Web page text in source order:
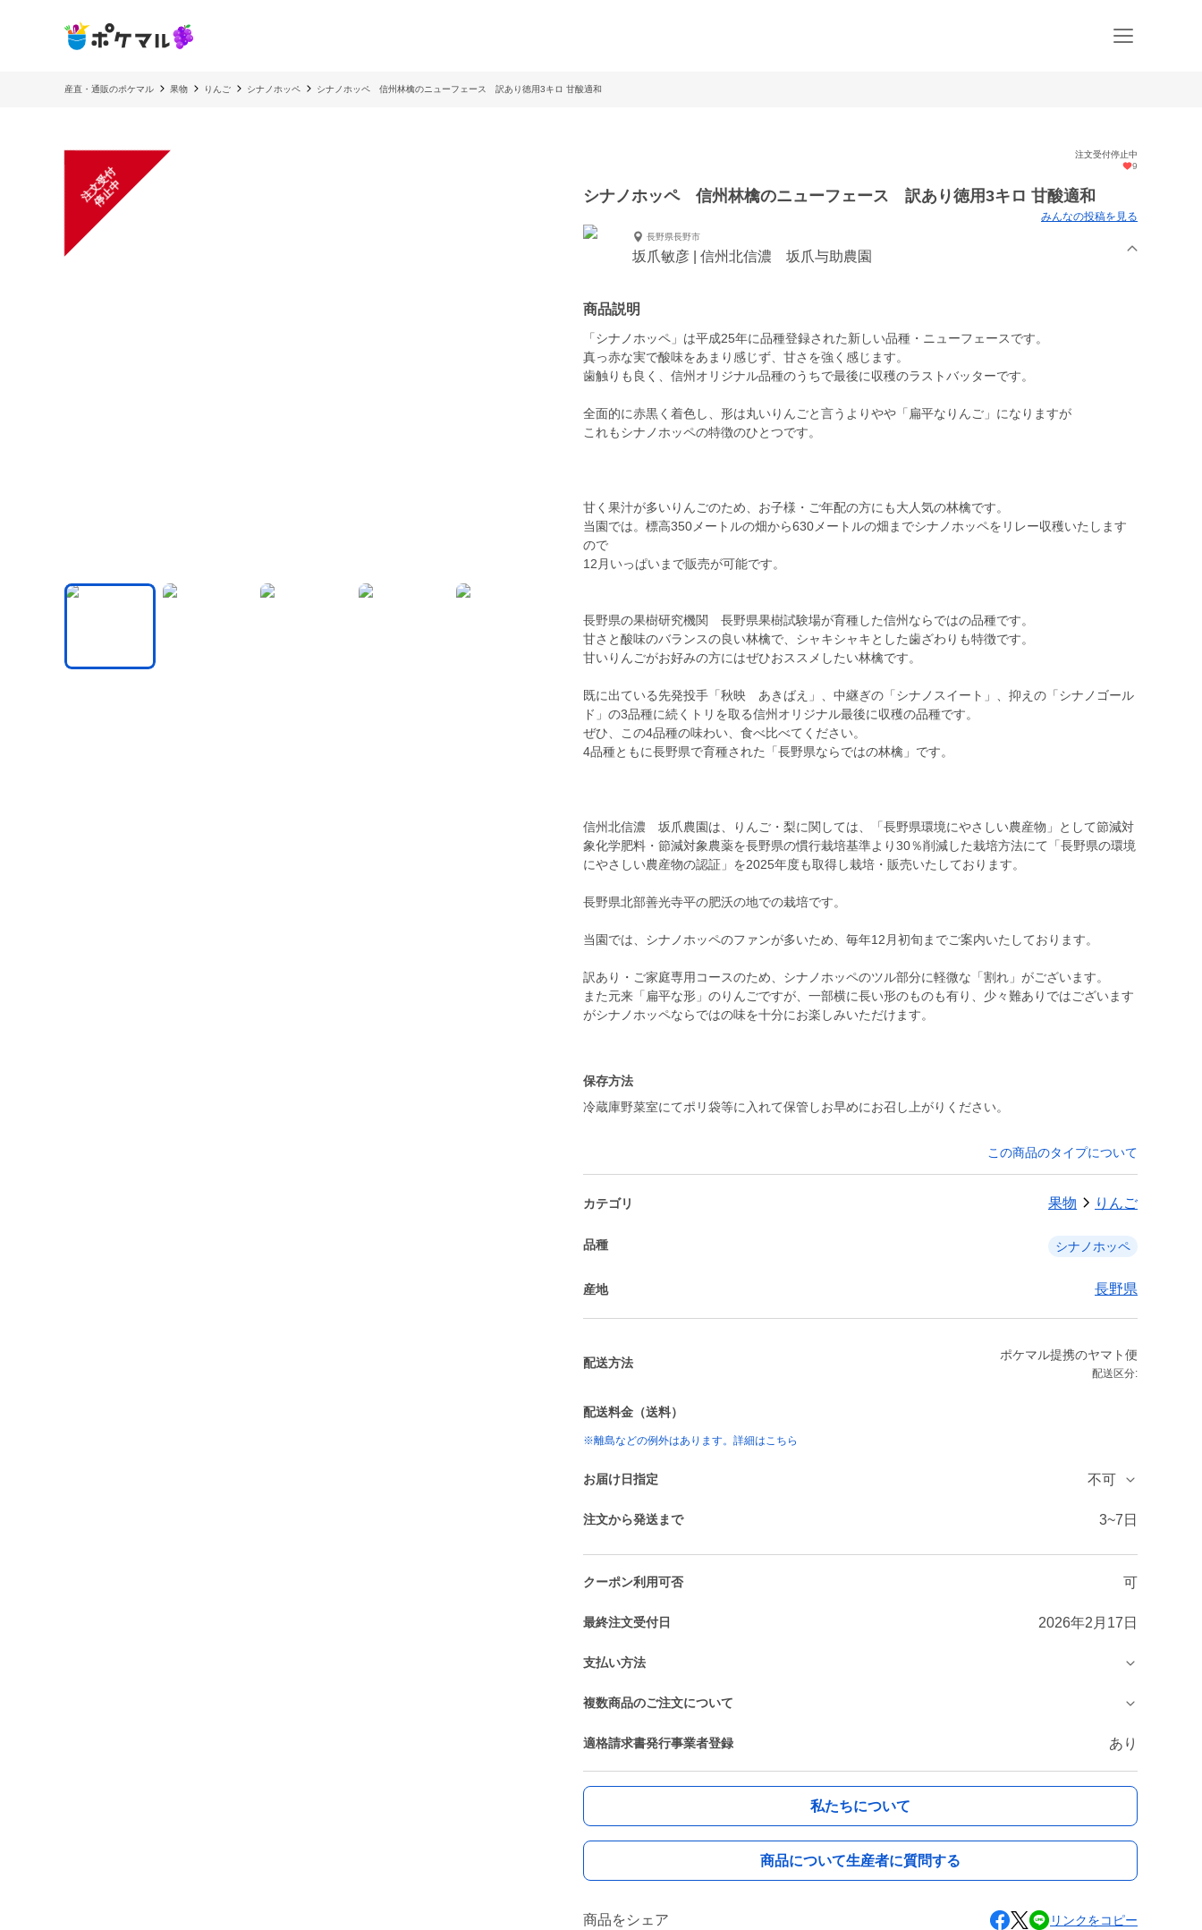
産直・通販のポケマル 果物 りんご シナノホッペ シナノホッペ 信州林檎のニューフェース 訳あり徳用3キロ 甘酸適和
注
文
受
付
停
止
中
注文受付停止中
9
シナノホッペ 信州林檎のニューフェース 訳あり徳用3キロ 甘酸適和
みんなの投稿を見る
長野県長野市
坂爪敏彦 | 信州北信濃 坂爪与助農園
商品説明
「シナノホッペ」は平成25年に品種登録された新しい品種・ニューフェースです。
真っ赤な実で酸味をあまり感じず、甘さを強く感じます。
歯触りも良く、信州オリジナル品種のうちで最後に収穫のラストバッターです。
全面的に赤黒く着色し、形は丸いりんごと言うよりやや「扁平なりんご」になりますが
これもシナノホッペの特徴のひとつです。
甘く果汁が多いりんごのため、お子様・ご年配の方にも大人気の林檎です。
当園では。標高350メートルの畑から630メートルの畑までシナノホッペをリレー収穫いたします
ので
12月いっぱいまで販売が可能です。
長野県の果樹研究機関 長野県果樹試験場が育種した信州ならではの品種です。
甘さと酸味のバランスの良い林檎で、シャキシャキとした歯ざわりも特徴です。
甘いりんごがお好みの方にはぜひおススメしたい林檎です。
既に出ている先発投手「秋映 あきばえ」、中継ぎの「シナノスイート」、抑えの「シナノゴール
ド」の3品種に続くトリを取る信州オリジナル最後に収穫の品種です。
ぜひ、この4品種の味わい、食べ比べてください。
4品種ともに長野県で育種された「長野県ならではの林檎」です。
信州北信濃 坂爪農園は、りんご・梨に関しては、「長野県環境にやさしい農産物」として節減対
象化学肥料・節減対象農薬を長野県の慣行栽培基準より30％削減した栽培方法にて「長野県の環境
にやさしい農産物の認証」を2025年度も取得し栽培・販売いたしております。
長野県北部善光寺平の肥沃の地での栽培です。
当園では、シナノホッペのファンが多いため、毎年12月初旬までご案内いたしております。
訳あり・ご家庭専用コースのため、シナノホッペのツル部分に軽微な「割れ」がございます。
また元来「扁平な形」のりんごですが、一部横に長い形のものも有り、少々難ありではございます
がシナノホッペならではの味を十分にお楽しみいただけます。
保存方法
冷蔵庫野菜室にてポリ袋等に入れて保管しお早めにお召し上がりください。
この商品のタイプについて
カテゴリ 果物 りんご
品種 シナノホッペ
産地 長野県
配送方法
ポケマル提携のヤマト便
配送区分:
配送料金（送料）
※離島などの例外はあります。詳細はこちら
お届け日指定 不可
注文から発送まで 3~7日
クーポン利用可否 可
最終注文受付日 2026年2月17日
支払い方法
複数商品のご注文について
適格請求書発行事業者登録 あり
私たちについて
商品について生産者に質問する
商品をシェア リンクをコピー